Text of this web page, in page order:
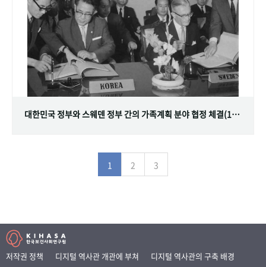
대한민국 정부와 스웨덴 정부 간의 가족계획 분야 협정 체결(1968.07.12)
1 2 3
저작권 정책 디지털 역사관 개관에 부쳐
디지털 역사관의 구축 배경